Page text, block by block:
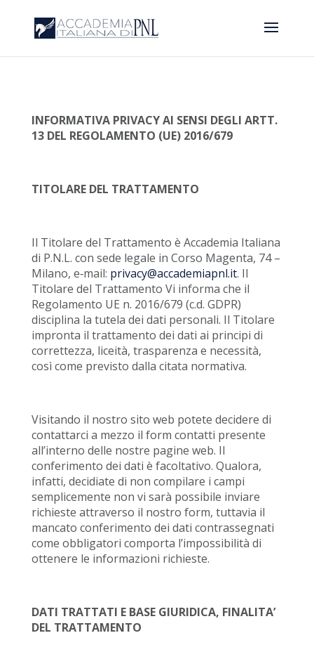
INFORMATIVA PRIVACY AI SENSI DEGLI ARTT.
13 DEL REGOLAMENTO (UE) 2016/679
TITOLARE DEL TRATTAMENTO
Il Titolare del Trattamento è Accademia Italiana
di P.N.L. con sede legale in Corso Magenta, 74 –
Milano, e‐mail: privacy@accademiapnl.it. Il
Titolare del Trattamento Vi informa che il
Regolamento UE n. 2016/679 (c.d. GDPR)
disciplina la tutela dei dati personali. Il Titolare
impronta il trattamento dei dati ai principi di
correttezza, liceità, trasparenza e necessità,
così come previsto dalla citata normativa.
Visitando il nostro sito web potete decidere di
contattarci a mezzo il form contatti presente
all’interno delle nostre pagine web. Il
conferimento dei dati è facoltativo. Qualora,
infatti, decidiate di non compilare i campi
semplicemente non vi sarà possibile inviare
richieste attraverso il nostro form, tuttavia il
mancato conferimento dei dati contrassegnati
come obbligatori comporta l’impossibilità di
ottenere le informazioni richieste.
DATI TRATTATI E BASE GIURIDICA, FINALITA’
DEL TRATTAMENTO